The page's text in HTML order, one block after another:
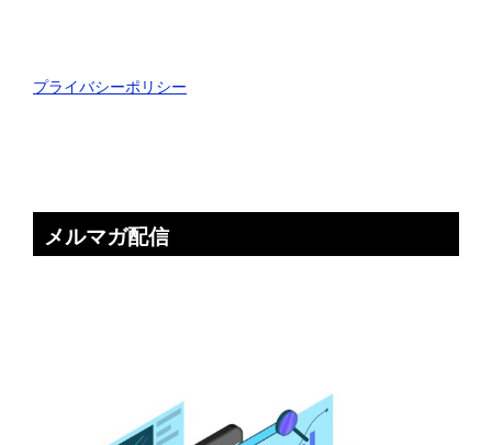
プライバシーポリシー
メルマガ配信